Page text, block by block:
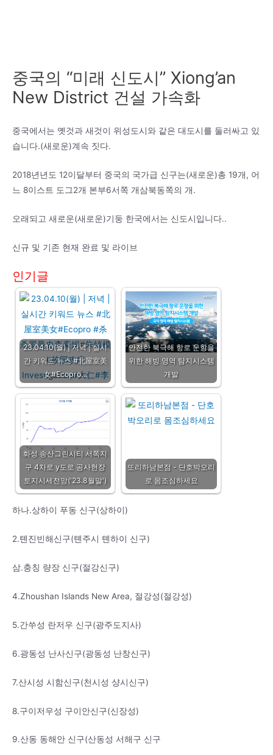
중국의 “미래 신도시” Xiong’an
New District 건설 가속화
중국에서는 옛것과 새것이 위성도시와 같은 대도시를 둘러싸고 있
습니다.(새로운)계속 짓다.
2018년년도 12이달부터 중국의 국가급 신구는(새로운)총 19개, 어
느 8이스트 도그2개 본부6서쪽 개삼북동쪽의 개.
오래되고 새로운(새로운)기둥 한국에서는 신도시입니다..
신규 및 기존 현재 완료 및 라이브
인기글
23.04.10(월) | 저녁 | 실시
간 키워드 뉴스 #北屋室美
女#Ecopro…
안전한 북극해 항로 운항을
위한 해빙 영역 탐지시스템
개발
화성 송산그린시티 서쪽지
구 4차로 y도로 공사현장
토지시세전망('23.8월말')
또리하남본점 - 단호박오리
로 몸조심하세요
하나.상하이 푸동 신구(상하이)
2.톈진빈해신구(톈주시 톈하이 신구)
삼.충칭 량장 신구(절강신구)
4.Zhoushan Islands New Area, 절강성(절강성)
5.간쑤성 란저우 신구(광주도지사)
6.광동성 난사신구(광동성 난창신구)
7.산시성 시함신구(천시성 샹시신구)
8.구이저우성 구이안신구(신장성)
9.산동 동해안 신구(산동성 서해구 신구